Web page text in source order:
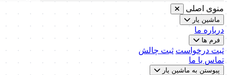
منوی اصلی
ماشین یار
درباره ما
فرم ها
ثبت درخواست ثبت چالش
تماس با ما
پیوستن به ماشین یار